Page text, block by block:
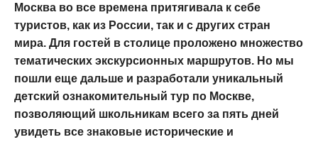
Москва во все времена притягивала к себе
туристов, как из России, так и с других стран
мира. Для гостей в столице проложено множество
тематических экскурсионных маршрутов. Но мы
пошли еще дальше и разработали уникальный
детский ознакомительный тур по Москве,
позволяющий школьникам всего за пять дней
увидеть все знаковые исторические и